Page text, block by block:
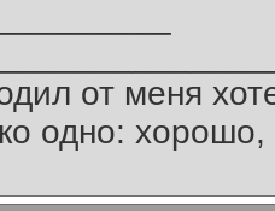
от меня
одно: